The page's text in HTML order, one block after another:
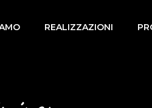
REALIZZAZIONI